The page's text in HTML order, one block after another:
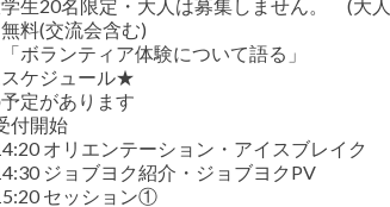
生20名限定・大人は募集しません。 (大
料(交流会含む)
ボランティア体験について語る」
ケジュール★
定があります
付開始
オリエンテーション・アイスブレイク
ジョブヨク紹介・ジョブヨクPV
セッション①